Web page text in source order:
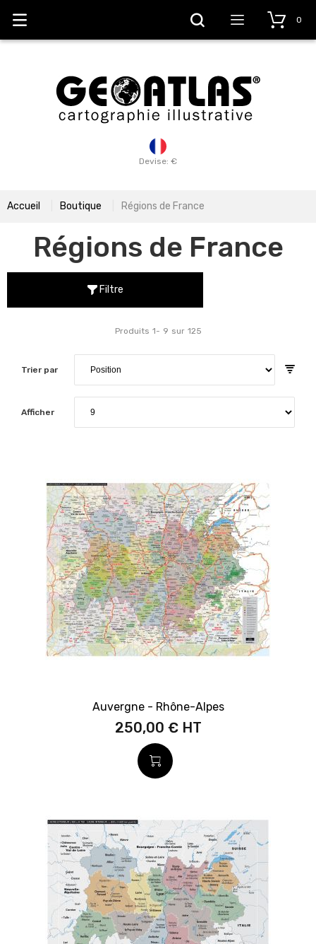
Devise: €
0
Accueil Boutique Régions de France
Régions de France
Filtre
Trier par
Produits 1- 9 sur 125
Afficher
Auvergne - Rhône-Alpes
250,00 €